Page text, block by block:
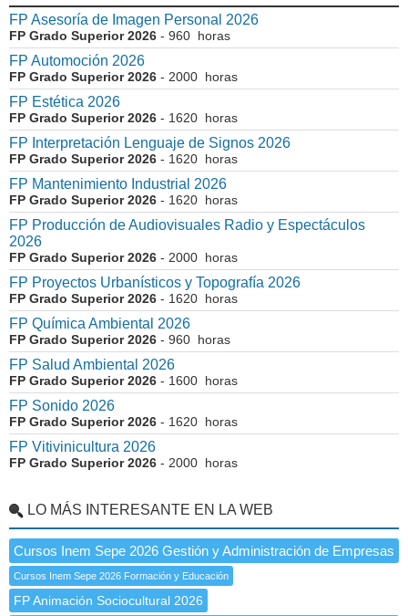
FP Asesoría de Imagen Personal 2026
FP Grado Superior 2026 - 960 horas
FP Automoción 2026
FP Grado Superior 2026 - 2000 horas
FP Estética 2026
FP Grado Superior 2026 - 1620 horas
FP Interpretación Lenguaje de Signos 2026
FP Grado Superior 2026 - 1620 horas
FP Mantenimiento Industrial 2026
FP Grado Superior 2026 - 1620 horas
FP Producción de Audiovisuales Radio y Espectáculos
2026
FP Grado Superior 2026 - 2000 horas
FP Proyectos Urbanísticos y Topografía 2026
FP Grado Superior 2026 - 1620 horas
FP Química Ambiental 2026
FP Grado Superior 2026 - 960 horas
FP Salud Ambiental 2026
FP Grado Superior 2026 - 1600 horas
FP Sonido 2026
FP Grado Superior 2026 - 1620 horas
FP Vitivinicultura 2026
FP Grado Superior 2026 - 2000 horas
LO MÁS INTERESANTE EN LA WEB
Cursos Inem Sepe 2026 Gestión y Administración de Empresas
Cursos Inem Sepe 2026 Formación y Educación
FP Animación Sociocultural 2026